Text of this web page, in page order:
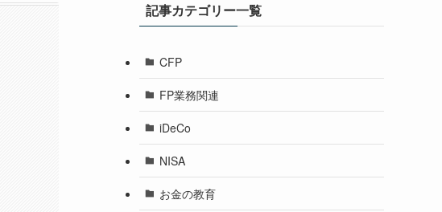
記事カテゴリー一覧
CFP
FP業務関連
iDeCo
NISA
お金の教育